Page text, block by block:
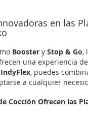
en las
Booster y Stop & Go,
una experiencia
IndyFlex, puedes
a cualquier
Cocción Ofrecen las